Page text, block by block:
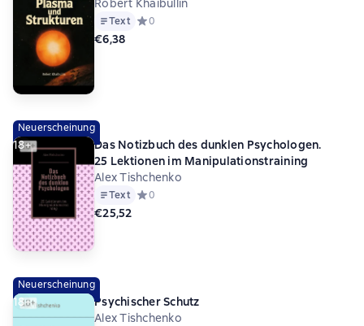
Robert Khaibullin
Text Средний рейтинг 0 на основе 0 оценок
0
€6,38
Neuerscheinung
18+
Das Notizbuch des dunklen Psychologen.
25 Lektionen im Manipulationstraining
Alex Tishchenko
Text Средний рейтинг 0 на основе 0 оценок
0
€25,52
Neuerscheinung
18+
Psychischer Schutz
Alex Tishchenko